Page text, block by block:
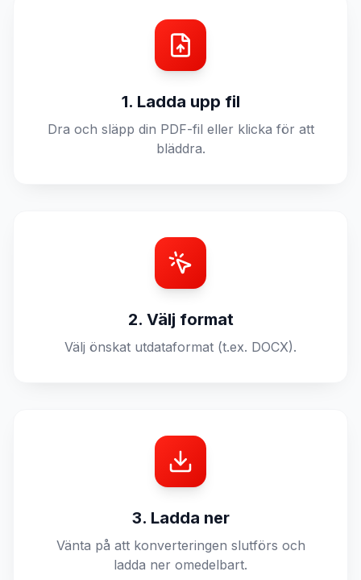
1. Ladda upp fil
Dra och släpp din PDF-fil eller klicka för att
bläddra.
2. Välj format
Välj önskat utdataformat (t.ex. DOCX).
3. Ladda ner
Vänta på att konverteringen slutförs och
ladda ner omedelbart.